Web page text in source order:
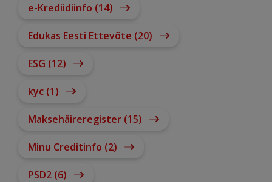
e-Krediidiinfo (14)
Edukas Eesti Ettevõte (20)
ESG (12)
kyc (1)
Maksehäireregister (15)
Minu Creditinfo (2)
PSD2 (6)